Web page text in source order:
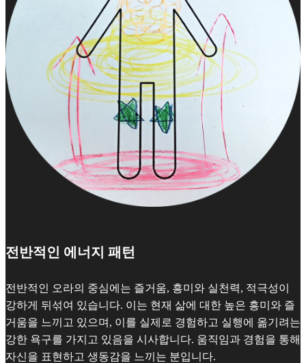
전반적인 에너지 패턴
전반적인 오라의 중심에는 즐거움, 흥미와 실천력, 적극성이
강하게 뒤섞여 있습니다. 이는 현재 삶에 대한 높은 흥미와 즐
거움을 느끼고 있으며, 이를 실제로 경험하고 실행에 옮기려는
강한 욕구를 가지고 있음을 시사합니다. 움직임과 경험을 통해
자신을 표현하고 생동감을 느끼는 분입니다.